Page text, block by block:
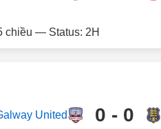
chiều — Status: 2H
United 0 - 0